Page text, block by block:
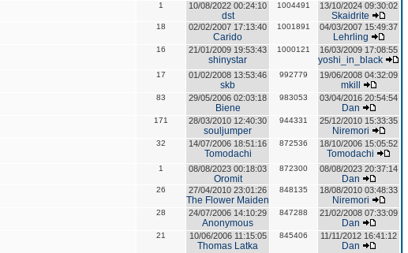
1 10/08/2022 00:24:10
dst
1004491 13/10/2024 09:30:02
Skaidrite
18 02/02/2007 17:13:40
Carido
1001891 04/03/2007 15:49:37
Lehrling
16 21/01/2009 19:53:43
shinystar
1000121 16/03/2009 17:08:55
yoshi_in_black
17 01/02/2008 13:53:46
skb
992779 19/06/2008 04:32:09
mkill
83 29/05/2006 02:03:18
Biene
983053 03/04/2016 20:54:54
Dan
171 28/03/2010 12:40:30
souljumper
944331 25/12/2010 15:33:35
Niremori
32 14/07/2006 18:51:16
Tomodachi
872536 18/10/2006 15:05:52
Tomodachi
1 08/08/2023 00:18:03
Oromit
872300 08/08/2023 20:37:14
Dan
26 27/04/2010 23:01:26
The Flower Maiden
848135 18/08/2010 03:48:33
Niremori
28 24/07/2006 14:10:29
Anonymous
847288 21/02/2008 07:33:09
Dan
21 10/06/2006 11:15:05
Thomas Latka
845406 11/11/2012 16:41:12
Dan